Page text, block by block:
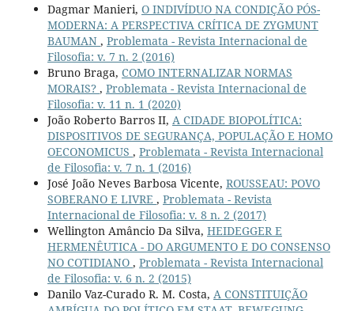
Dagmar Manieri, O INDIVÍDUO NA CONDIÇÃO PÓS-
MODERNA: A PERSPECTIVA CRÍTICA DE ZYGMUNT
BAUMAN , Problemata - Revista Internacional de
Filosofia: v. 7 n. 2 (2016)
Bruno Braga, COMO INTERNALIZAR NORMAS
MORAIS? , Problemata - Revista Internacional de
Filosofia: v. 11 n. 1 (2020)
João Roberto Barros II, A CIDADE BIOPOLÍTICA:
DISPOSITIVOS DE SEGURANÇA, POPULAÇÃO E HOMO
OECONOMICUS , Problemata - Revista Internacional
de Filosofia: v. 7 n. 1 (2016)
José João Neves Barbosa Vicente, ROUSSEAU: POVO
SOBERANO E LIVRE , Problemata - Revista
Internacional de Filosofia: v. 8 n. 2 (2017)
Wellington Amâncio Da Silva, HEIDEGGER E
HERMENÊUTICA - DO ARGUMENTO E DO CONSENSO
NO COTIDIANO , Problemata - Revista Internacional
de Filosofia: v. 6 n. 2 (2015)
Danilo Vaz-Curado R. M. Costa, A CONSTITUIÇÃO